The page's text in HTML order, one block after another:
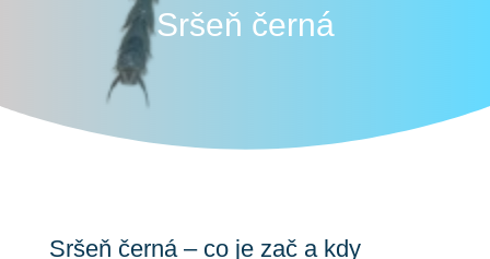
Sršeň černá
Sršeň černá – co je zač a kdy